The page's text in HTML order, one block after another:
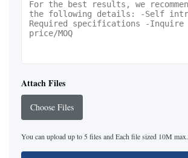
Attach Files
Choose Files
You can upload up to 5 files and Each file sized 10M max.